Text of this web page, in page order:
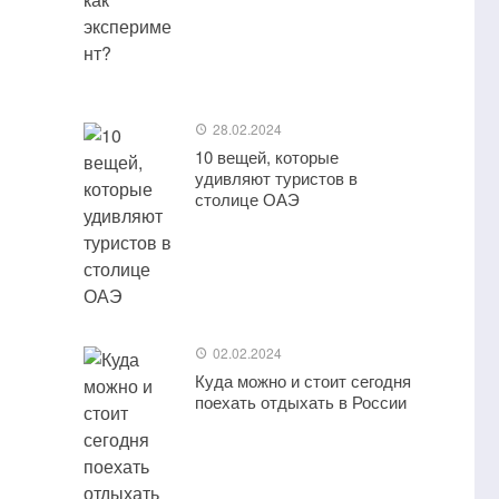
28.02.2024
10 вещей, которые
удивляют туристов в
столице ОАЭ
02.02.2024
Куда можно и стоит сегодня
поехать отдыхать в России